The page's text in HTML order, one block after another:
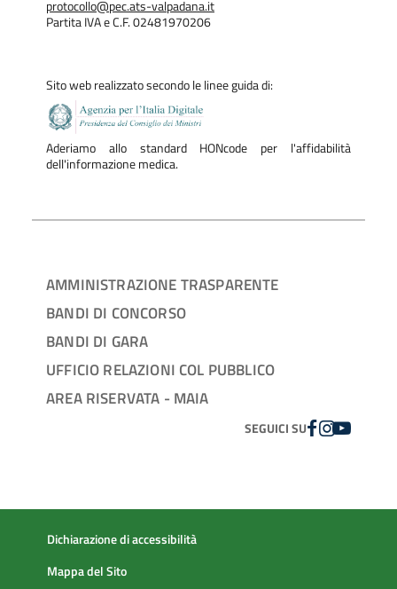
protocollo@pec.ats-valpadana.it
Partita IVA e C.F. 02481970206
Sito web realizzato secondo le linee guida di:
Aderiamo allo standard HONcode per l'affidabilità
dell'informazione medica.
AMMINISTRAZIONE TRASPARENTE
BANDI DI CONCORSO
BANDI DI GARA
UFFICIO RELAZIONI COL PUBBLICO
AREA RISERVATA - MAIA
SEGUICI SUFACEBOOK
INSTAGRAM
YOUTUBE
Dichiarazione di accessibilità
Mappa del Sito